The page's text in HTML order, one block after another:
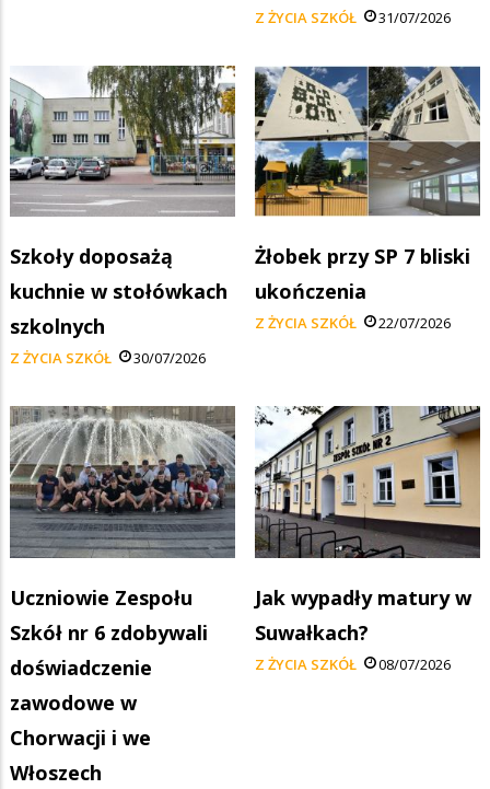
Z ŻYCIA SZKÓŁ 31/07/2026
Szkoły doposażą
kuchnie w stołówkach
szkolnych
Z ŻYCIA SZKÓŁ 30/07/2026
Żłobek przy SP 7 bliski
ukończenia
Z ŻYCIA SZKÓŁ 22/07/2026
Uczniowie Zespołu
Szkół nr 6 zdobywali
doświadczenie
zawodowe w
Chorwacji i we
Włoszech
Jak wypadły matury w
Suwałkach?
Z ŻYCIA SZKÓŁ 08/07/2026